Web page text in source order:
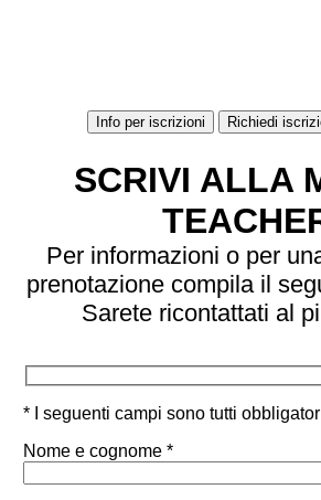
Info per iscrizioni Richiedi
SCRIVI ALLA
Per informazioni o per
prenotazione compila il
Sarete ricontattati al
* I seguenti campi sono tutti
Nome e cognome *